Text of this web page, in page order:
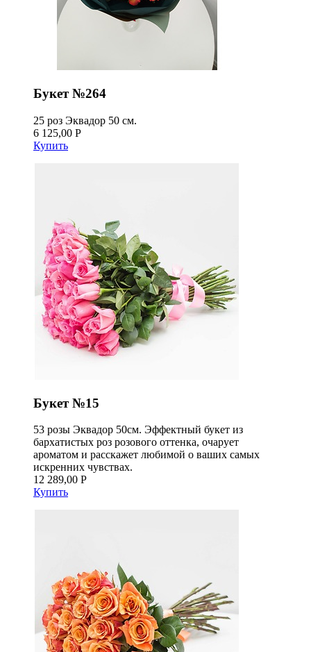
Букет №264
25 роз Эквадор 50 см.
6 125,00 Р
Купить
Букет №15
53 розы Эквадор 50см. Эффектный букет из
бархатистых роз розового оттенка, очарует
ароматом и расскажет любимой о ваших самых
искренних чувствах.
12 289,00 Р
Купить